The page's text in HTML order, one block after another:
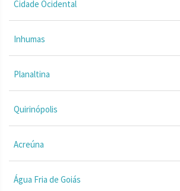
Cidade Ocidental
Inhumas
Planaltina
Quirinópolis
Acreúna
Água Fria de Goiás